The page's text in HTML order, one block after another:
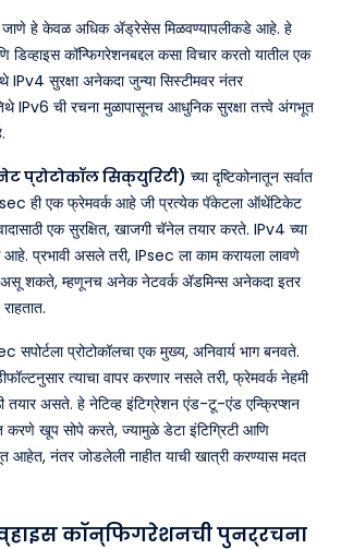
हे केवळ अधिक ॲड्रेसेस मिळवण्यापलीकडे आहे. हे
कॉन्फिगरेशनबद्दल कसा विचार करतो यातील एक
IPv4 सुरक्षा अनेकदा जुन्या सिस्टीमवर नंतर
IPv6 ची रचना मुळापासूनच आधुनिक सुरक्षा तत्त्वे अंगभूत
प्रोटोकॉल सिक्युरिटी) च्या दृष्टिकोनातून सर्वात
ही एक फ्रेमवर्क आहे जी प्रत्येक पॅकेटला ऑथेंटिकेट
एक सुरक्षित, खाजगी चॅनेल तयार करते. IPv4 च्या
आहे. प्रभावी असले तरी, IPsec ला काम करायला लावणे
असू शकते, म्हणूनच अनेक नेटवर्क ॲडमिन्स अनेकदा इतर
प्रोटोकॉलचा एक मुख्य, अनिवार्य भाग बनवते.
त्याचा वापर करणार नसले तरी, फ्रेमवर्क नेहमी
तयार असते. हे नेटिव्ह इंटिग्रेशन एंड-टू-एंड एन्क्रिप्शन
खूप सोपे करते, ज्यामुळे डेटा इंटिग्रिटी आणि
आहेत, नंतर जोडलेली नाहीत याची खात्री करण्यास मदत
कॉन्फिगरेशनची पुनर्रचना